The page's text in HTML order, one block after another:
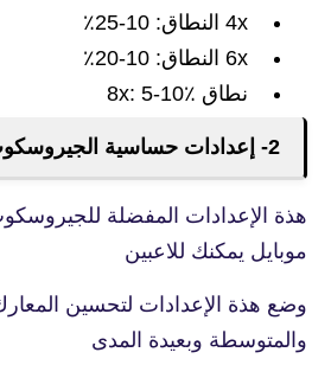
4x النطاق: 10-25٪
6x النطاق: 10-20٪
نطاق 8x: 5-10٪
2- إعدادات حساسية الجيروسكوب
هذة الإعدادات المفضلة
موبايل يمكنك للاعبين
وضع هذة الإعدادات لتحسين المعارك
والمتوسطة وبعيدة المدى